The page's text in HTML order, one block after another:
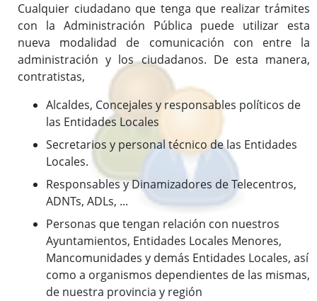
Cualquier ciudadano que tenga que realizar trámites
con la Administración Pública puede utilizar esta
nueva modalidad de comunicación con entre la
administración y los ciudadanos. De esta manera,
contratistas,
Alcaldes, Concejales y responsables políticos de
las Entidades Locales
Secretarios y personal técnico de las Entidades
Locales.
Responsables y Dinamizadores de Telecentros,
ADNTs, ADLs, ...
Personas que tengan relación con nuestros
Ayuntamientos, Entidades Locales Menores,
Mancomunidades y demás Entidades Locales, así
como a organismos dependientes de las mismas,
de nuestra provincia y región